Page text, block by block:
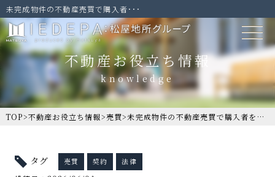
未完成物件の不動産売買で購入者･･･
TOP>不動産お役立ち情報>売買>未完成物件の不動産売買で購入者を守る宅建業法の制限と契約前注意点
不動産お役立ち情報
タグ 売買 契約 法律